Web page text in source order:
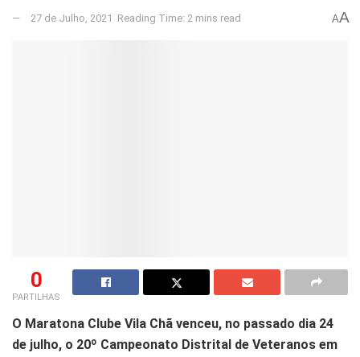
27 de Julho, 2021 Reading Time: 2 mins read AA
0
PARTILHAS
O Maratona Clube Vila Chã venceu, no passado dia 24
de julho, o 20º Campeonato Distrital de Veteranos em